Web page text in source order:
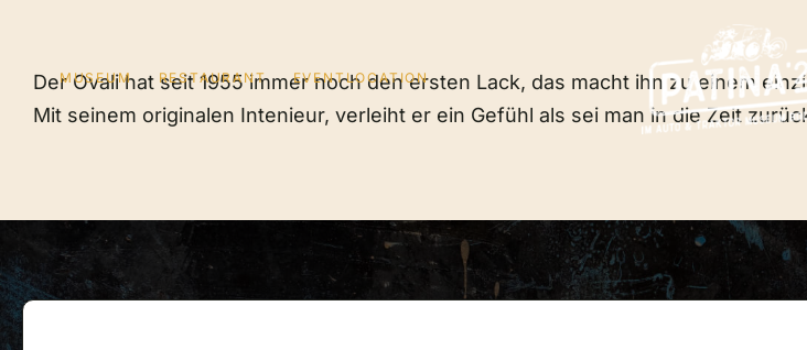
springenMUSEUM RESTAURANT EVENTLOCATION
Der Ovali hat seit 1955 immer noch den ersten Lack, das macht ihn zu einem
Mit seinem originalen Intenieur, verleiht er ein Gefühl als sei man in die Zeit